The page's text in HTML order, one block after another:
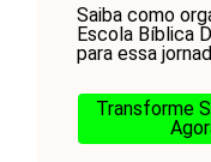
Saiba como
Escola Bíblica
para essa
Transforme